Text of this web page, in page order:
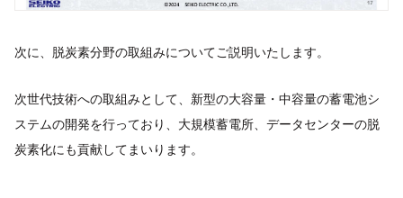
次に、脱炭素分野の取組みについてご説明いたします。
次世代技術への取組みとして、新型の大容量・中容量の蓄電池シ
ステムの開発を行っており、大規模蓄電所、データセンターの脱
炭素化にも貢献してまいります。